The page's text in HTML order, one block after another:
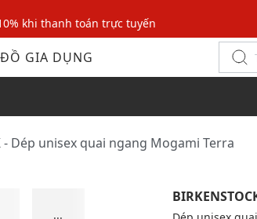
khi thanh toán trực tuyến
đơn đầu cho thành viên mới!
khi thanh toán trực tuyến
ĐỒ GIA DỤNG
- Dép unisex quai ngang Mogami Terra
...